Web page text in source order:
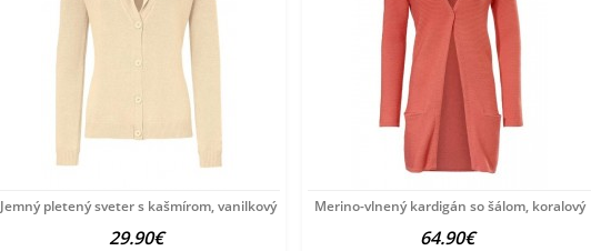
Jemný pletený sveter s kašmírom, vanilkový
29.90€
Merino-vlnený kardigán so šálom, koralový
64.90€